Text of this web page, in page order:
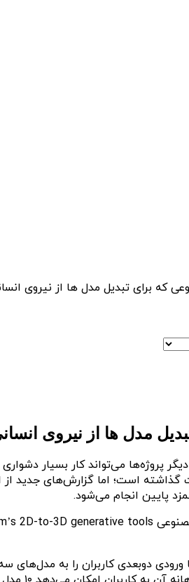
که برای تبدیل مدل ها از نیروی
مدل ها از نیروی
پروژه‌ها می‌تواند کار بسیار
است؛ اما گزارش‌های جدید
پایین انجام می‌شود.
دوبعدی کاربران را به مدل‌های